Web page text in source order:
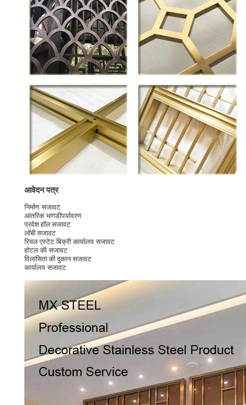
आवेदन पत्र
निर्माण सजावट
आंतरिक भागडीपर्यावरण
प्रवेश हॉल सजावट
लॉबी सजावट
रियल एस्टेट बिक्री कार्यालय सजावट
होटल की सजावट
विलासिता की दुकान सजावट
कार्यालय सजावट